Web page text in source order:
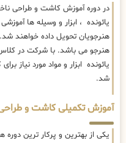
در دوره آموزش کاشت و طراحی
یائونده ، ابزار و وسیله ها
هنرجویان تحویل داده خواهند
هنرجو می باشد. با شرکت در
یائونده ابزار و مواد مورد نیاز
شد.
آموزش تکمیلی کاشت و طراحی
یکی از بهترین و پرکار ترین